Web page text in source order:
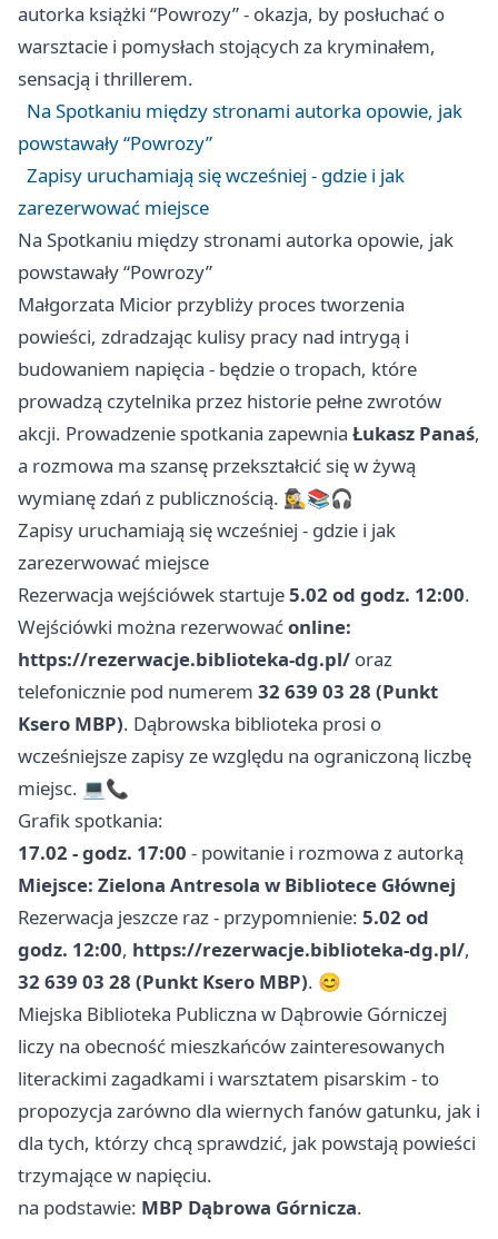
autorka książki “Powrozy” - okazja, by posłuchać o
warsztacie i pomysłach stojących za kryminałem,
sensacją i thrillerem.
Na Spotkaniu między stronami autorka opowie, jak
powstawały “Powrozy”
Zapisy uruchamiają się wcześniej - gdzie i jak
zarezerwować miejsce
Na Spotkaniu między stronami autorka opowie, jak
powstawały “Powrozy”
Małgorzata Micior przybliży proces tworzenia
powieści, zdradzając kulisy pracy nad intrygą i
budowaniem napięcia - będzie o tropach, które
prowadzą czytelnika przez historie pełne zwrotów
akcji. Prowadzenie spotkania zapewnia Łukasz Panaś,
a rozmowa ma szansę przekształcić się w żywą
wymianę zdań z publicznością. 🕵️‍♀️📚🎧
Zapisy uruchamiają się wcześniej - gdzie i jak
zarezerwować miejsce
Rezerwacja wejściówek startuje5.02 od godz. 12:00.
Wejściówki można rezerwowaćonline:
https://rezerwacje.biblioteka-dg.pl/ oraz
telefonicznie pod numerem 32 639 03 28 (Punkt
Ksero MBP). Dąbrowska biblioteka prosi o
wcześniejsze zapisy ze względu na ograniczoną liczbę
miejsc. 💻📞
Grafik spotkania:
17.02 - godz. 17:00 - powitanie i rozmowa z autorką
Miejsce: Zielona Antresola w Bibliotece Głównej
Rezerwacja jeszcze raz - przypomnienie: 5.02 od
godz. 12:00, https://rezerwacje.biblioteka-dg.pl/,
32 639 03 28 (Punkt Ksero MBP). 😊
Miejska Biblioteka Publiczna w Dąbrowie Górniczej
liczy na obecność mieszkańców zainteresowanych
literackimi zagadkami i warsztatem pisarskim - to
propozycja zarówno dla wiernych fanów gatunku, jak i
dla tych, którzy chcą sprawdzić, jak powstają powieści
trzymające w napięciu.
na podstawie: MBP Dąbrowa Górnicza.